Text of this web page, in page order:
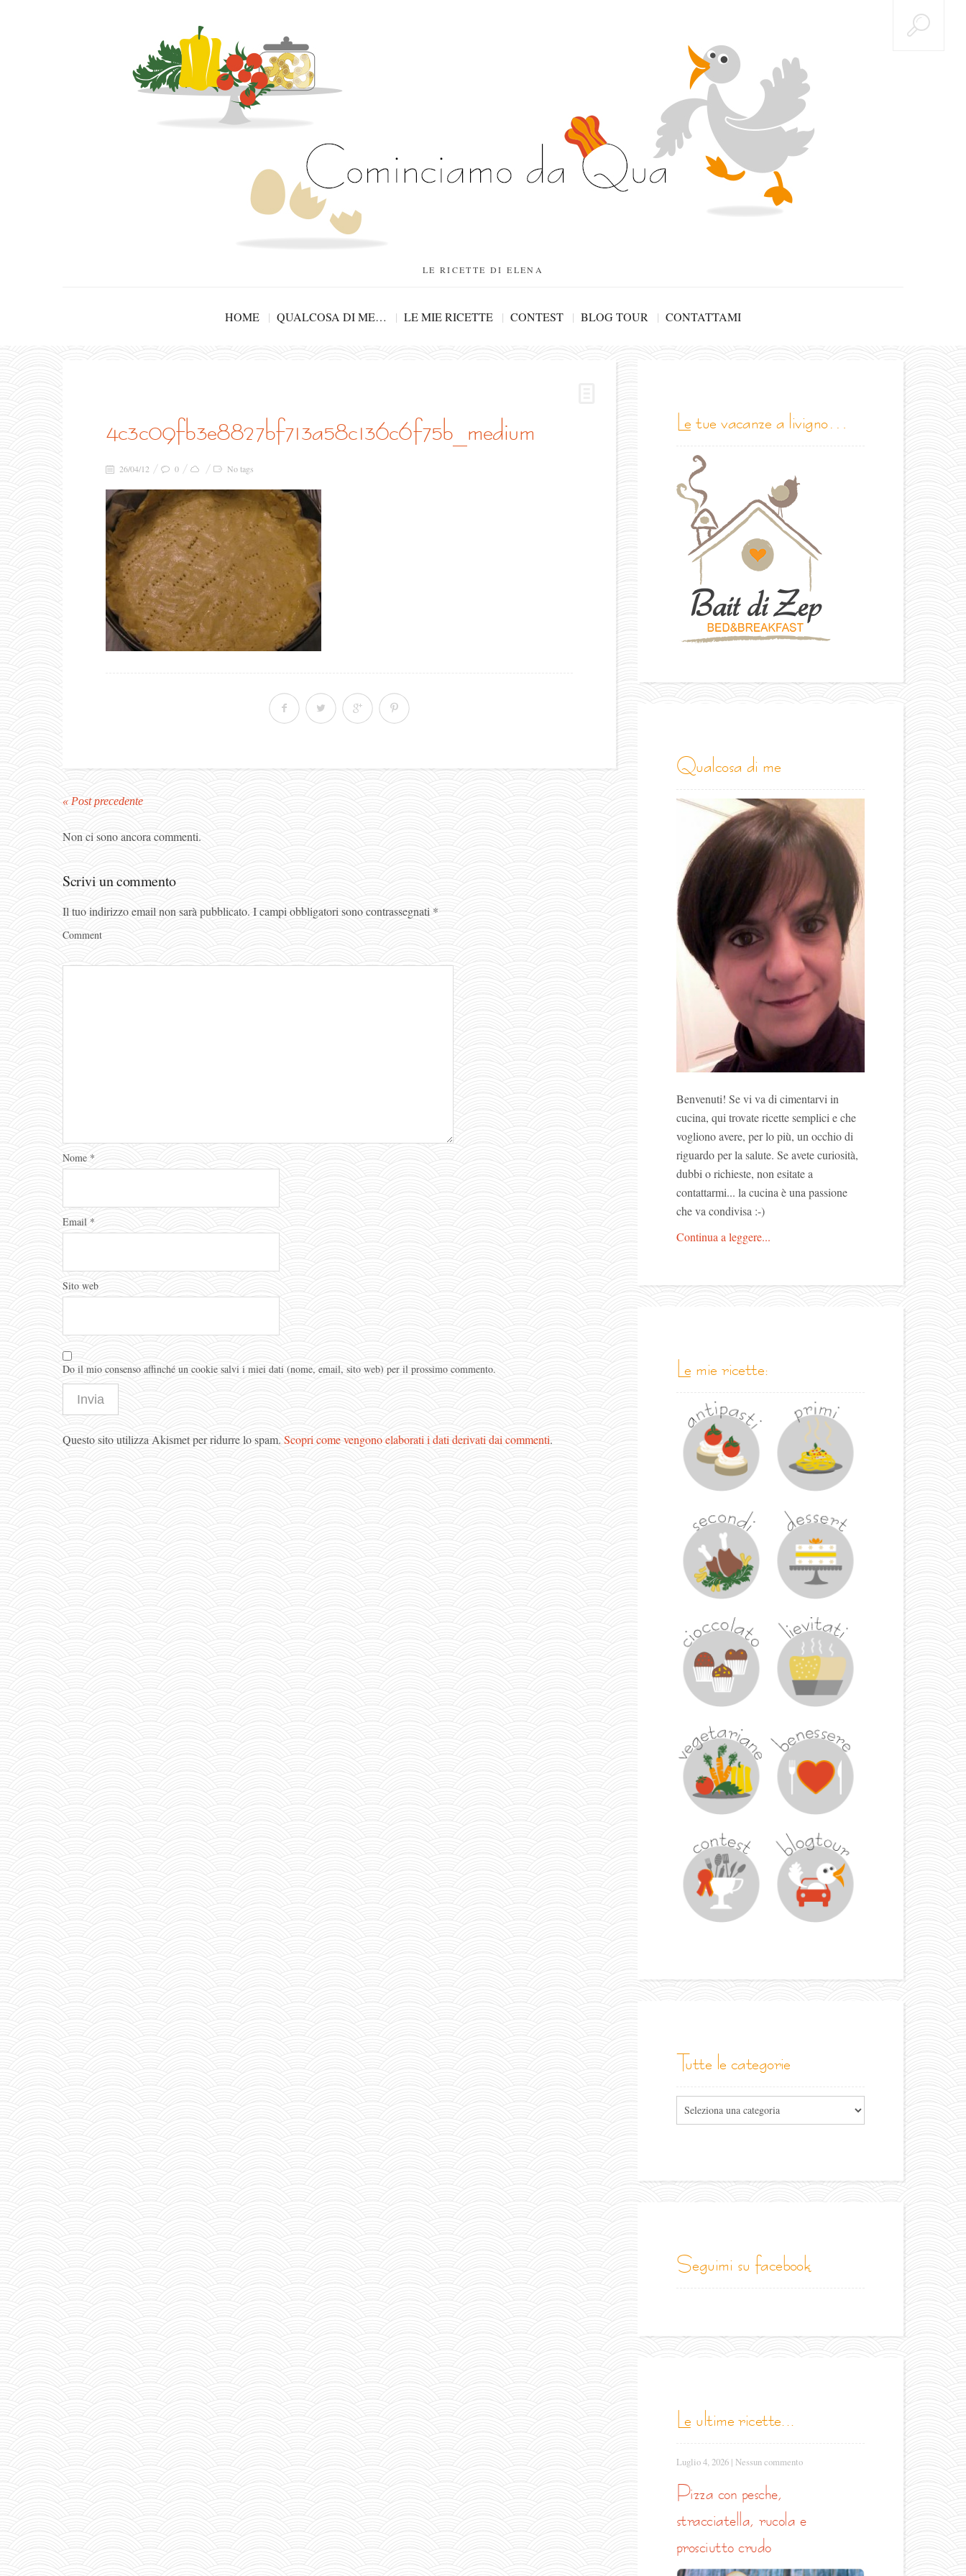
LE RICETTE DI ELENA
HOME QUALCOSA DI ME… LE MIE RICETTE CONTEST BLOG TOUR CONTATTAMI
4c3c09fb3e8827bf713a58c136c6f75b_medium
26/04/12 0 No tags
« Post precedente
Non ci sono ancora commenti.
Scrivi un commento
Il tuo indirizzo email non sarà pubblicato. I campi obbligatori sono contrassegnati *
Comment
Nome *
Email *
Sito web
Do il mio consenso affinché un cookie salvi i miei dati (nome, email, sito web) per il prossimo commento.
Questo sito utilizza Akismet per ridurre lo spam. Scopri come vengono elaborati i dati derivati dai commenti.
le tue vacanze a livigno…
qualcosa di me
Benvenuti! Se vi va di cimentarvi in
cucina, qui trovate ricette semplici e che
vogliono avere, per lo più, un occhio di
riguardo per la salute. Se avete curiosità,
dubbi o richieste, non esitate a
contattarmi... la cucina è una passione
che va condivisa :-)
Continua a leggere...
le mie ricette:
tutte le categorie
seguimi su facebook
le ultime ricette...
Luglio 4, 2026 | Nessun commento
pizza con pesche,
stracciatella, rucola e
prosciutto crudo